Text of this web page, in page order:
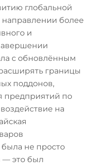
глобальной
более
и
с обновлённым
границы
поддонов,
предприятий по
на
не просто
— это был